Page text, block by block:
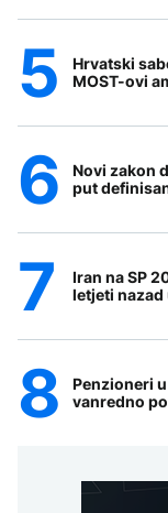
Hrvatski
MOST-ovi
Novi zakon
put
Iran na SP
letjeti nazad
Penzioneri
vanredno